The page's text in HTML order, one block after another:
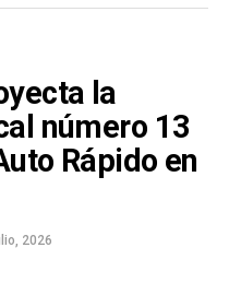
la
número 13
Rápido en
2026